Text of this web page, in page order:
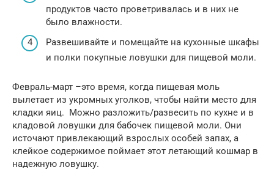
продуктов часто проветривалась и в них не
было влажности.
Развешивайте и помещайте на кухонные шкафы
и полки покупные ловушки для пищевой моли.
Февраль-март –это время, когда пищевая моль
вылетает из укромных уголков, чтобы найти место для
кладки яиц. Можно разложить/развесить по кухне и в
кладовой ловушки для бабочек пищевой моли. Они
источают привлекающий взрослых особей запах, а
клейкое содержимое поймает этот летающий кошмар в
надежную ловушку.